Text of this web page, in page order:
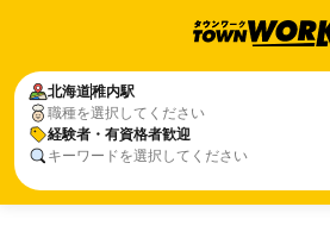
北海道稚内駅
職種を選択してください
経験者・有資格者歓迎
キーワードを選択してください